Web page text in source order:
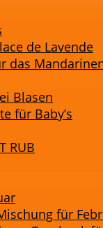
de Lavende
das
Blasen
für Baby’s
RUB
für